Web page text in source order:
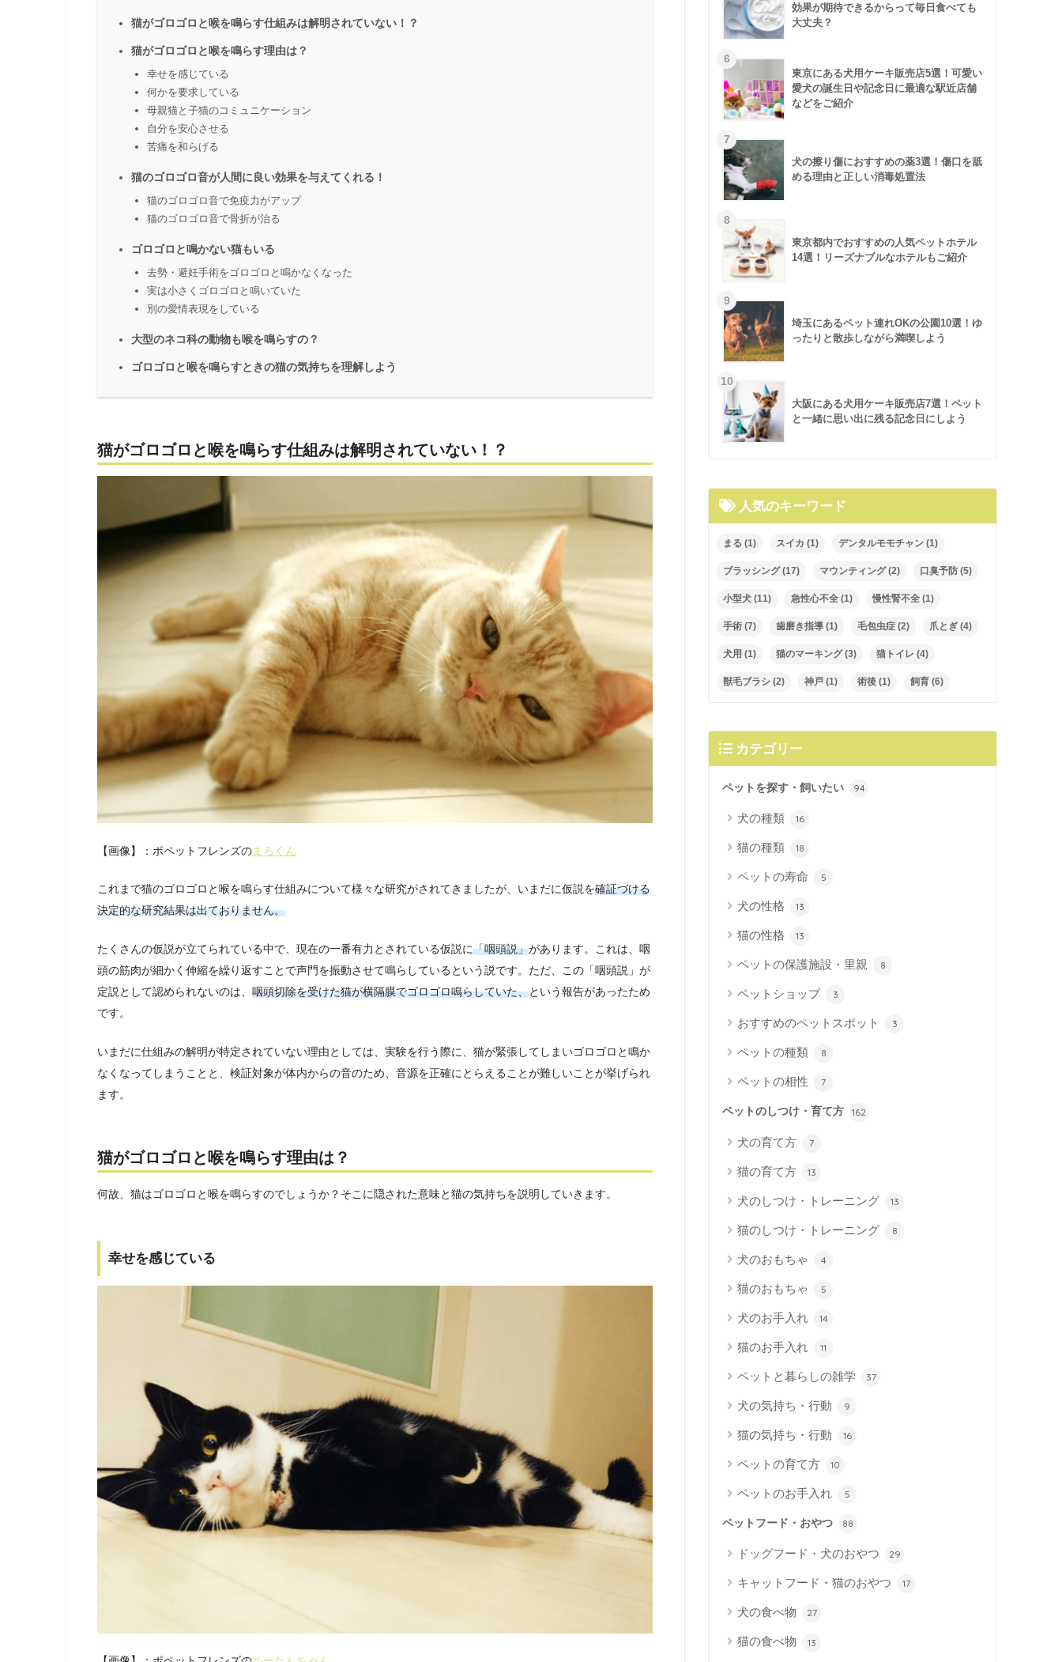
猫がゴロゴロと喉を鳴らす仕組みは解明されていない！？
猫がゴロゴロと喉を鳴らす理由は？
幸せを感じている
何かを要求している
母親猫と子猫のコミュニケーション
自分を安心させる
苦痛を和らげる
猫のゴロゴロ音が人間に良い効果を与えてくれる！
猫のゴロゴロ音で免疫力がアップ
猫のゴロゴロ音で骨折が治る
ゴロゴロと鳴かない猫もいる
去勢・避妊手術をゴロゴロと鳴かなくなった
実は小さくゴロゴロと鳴いていた
別の愛情表現をしている
大型のネコ科の動物も喉を鳴らすの？
ゴロゴロと喉を鳴らすときの猫の気持ちを理解しよう
猫がゴロゴロと喉を鳴らす仕組みは解明されていない！？
【画像】：ポペットフレンズのまろくん
これまで猫のゴロゴロと喉を鳴らす仕組みについて様々な研究がされてきましたが、いまだに仮説を確証づける
決定的な研究結果は出ておりません。
たくさんの仮説が立てられている中で、現在の一番有力とされている仮説に「咽頭説」があります。これは、咽
頭の筋肉が細かく伸縮を繰り返すことで声門を振動させて鳴らしているという説です。ただ、この「咽頭説」が
定説として認められないのは、 咽頭切除を受けた猫が横隔膜でゴロゴロ鳴らしていた、という報告があったため
です。
いまだに仕組みの解明が特定されていない理由としては、実験を行う際に、猫が緊張してしまいゴロゴロと鳴か
なくなってしまうことと、検証対象が体内からの音のため、音源を正確にとらえることが難しいことが挙げられ
ます。
猫がゴロゴロと喉を鳴らす理由は？
何故、猫はゴロゴロと喉を鳴らすのでしょうか？そこに隠された意味と猫の気持ちを説明していきます。
幸せを感じている
効果が期待できるからって毎日食べても
大丈夫？
東京にある犬用ケーキ販売店5選！可愛い
愛犬の誕生日や記念日に最適な駅近店舗
などをご紹介
犬の擦り傷におすすめの薬3選！傷口を舐
める理由と正しい消毒処置法
東京都内でおすすめの人気ペットホテル
14選！リーズナブルなホテルもご紹介
埼玉にあるペット連れOKの公園10選！ゆ
ったりと散歩しながら満喫しよう
大阪にある犬用ケーキ販売店7選！ペット
と一緒に思い出に残る記念日にしよう
人気のキーワード
まる (1) スイカ (1) デンタルモモチャン (1)
ブラッシング(17) マウンティング(2) 口臭予防 (5)
小型犬 (11) 急性心不全 (1) 慢性腎不全 (1)
手術 (7) 歯磨き指導 (1) 毛包虫症 (2) 爪とぎ (4)
犬用 (1) 猫のマーキング(3) 猫トイレ (4)
獣毛ブラシ (2) 神戸 (1) 術後 (1) 飼育 (6)
カテゴリー
ペットを探す・飼いたい 94
犬の種類 16
猫の種類 18
ペットの寿命 5
犬の性格 13
猫の性格 13
ペットの保護施設・里親 8
ペットショップ 3
おすすめのペットスポット 3
ペットの種類 8
ペットの相性 7
ペットのしつけ・育て方 162
犬の育て方 7
猫の育て方 13
犬のしつけ・トレーニング 13
猫のしつけ・トレーニング 8
犬のおもちゃ 4
猫のおもちゃ 5
犬のお手入れ 14
猫のお手入れ 11
ペットと暮らしの雑学 37
犬の気持ち・行動 9
猫の気持ち・行動 16
ペットの育て方 10
ペットのお手入れ 5
ペットフード・おやつ 88
ドッグフード・犬のおやつ 29
キャットフード・猫のおやつ 17
犬の食べ物 27
猫の食べ物 13